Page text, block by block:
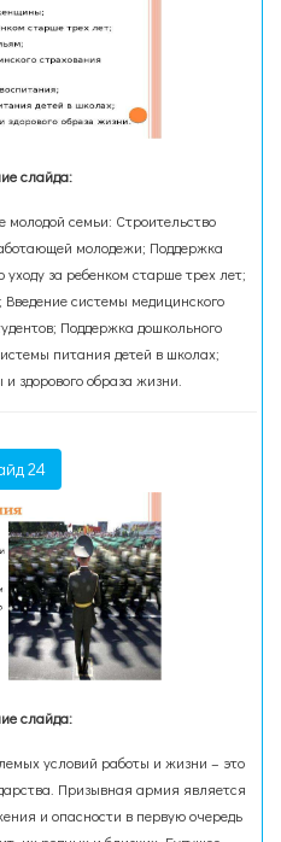
слайда:
семьи: Строительство
молодежи; Поддержка
за ребенком старше трех лет;
системы медицинского
Поддержка дошкольного
питания детей в школах;
здорового образа жизни.
24
слайда:
условий работы и жизни – это
Призывная армия является
и опасности в первую очередь